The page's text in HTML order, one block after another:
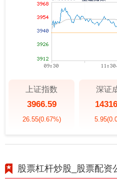
上证指数
3966.59
26.55(0.67%)
深证
5.95
股票杠杆炒股_股票配资